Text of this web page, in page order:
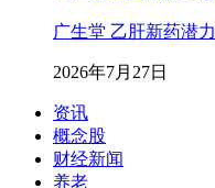
广生堂 乙肝新药潜
2026年7月27日
资讯
概念股
财经新闻
养老